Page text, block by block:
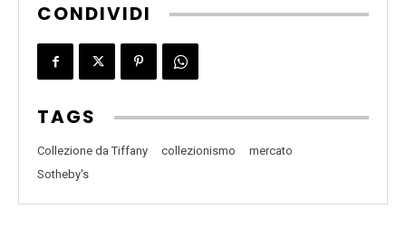
CONDIVIDI
TAGS
Collezione da Tiffany collezionismo
mercato
Sotheby's